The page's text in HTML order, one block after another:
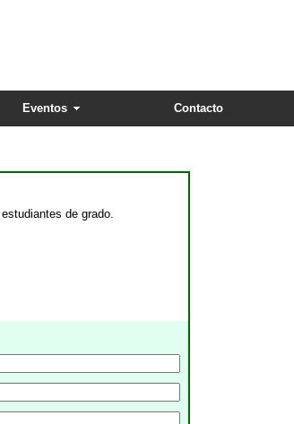
Eventos Contacto
de grado.